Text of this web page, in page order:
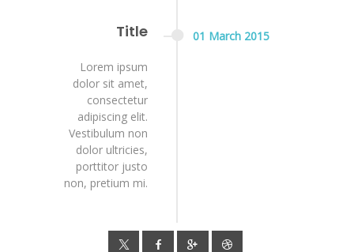
01 March 2015
Title
Lorem ipsum
dolor sit amet,
consectetur
adipiscing elit.
Vestibulum non
dolor ultricies,
porttitor justo
non, pretium mi.